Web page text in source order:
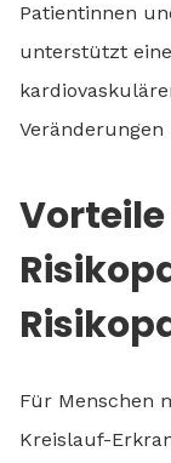
Patientinnen
unterstützt
Für Menschen
Kreislauf-